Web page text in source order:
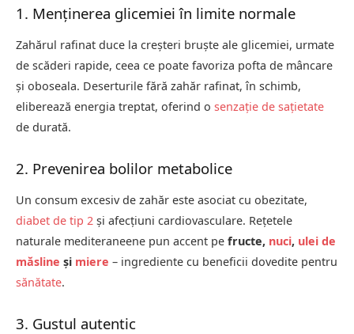
1. Menținerea glicemiei în limite normale
Zahărul rafinat duce la creșteri bruște ale glicemiei, urmate
de scăderi rapide, ceea ce poate favoriza pofta de mâncare
și oboseala. Deserturile fără zahăr rafinat, în schimb,
eliberează energia treptat, oferind o senzație de sațietate
de durată.
2. Prevenirea bolilor metabolice
Un consum excesiv de zahăr este asociat cu obezitate,
diabet de tip 2 și afecțiuni cardiovasculare. Rețetele
naturale mediteraneene pun accent pe fructe, nuci, ulei de
măsline și miere – ingrediente cu beneficii dovedite pentru
sănătate.
3. Gustul autentic